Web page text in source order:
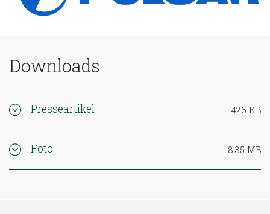
Downloads
Presseartikel 426 KB
Foto 8.35 MB